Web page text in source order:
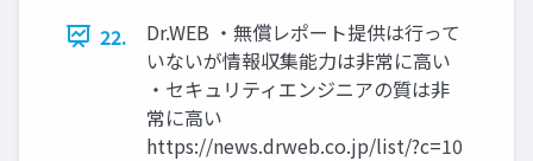
22.
Dr.WEB ・無償レポート提供は行って
いないが情報収集能力は非常に高い
・セキュリティエンジニアの質は非
常に高い
https://news.drweb.co.jp/list/?c=10